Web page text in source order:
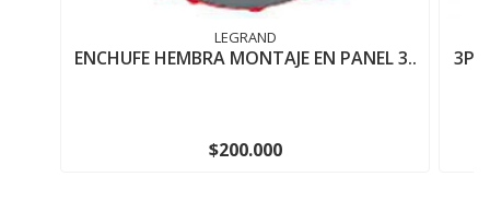
LEGRAND
ENCHUFE HEMBRA MONTAJE EN PANEL 3..
$200.000